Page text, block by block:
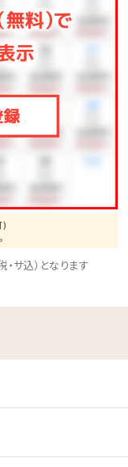
題♪大人も子供も
森の中を駆け抜
をご用意しており
については、ホテ
)
サ込）となります